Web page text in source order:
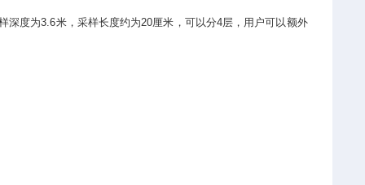
深度为3.6米，采样长度约为20厘米，可以分4层，用户可以额外